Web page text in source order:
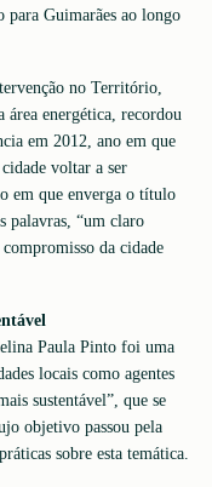
para Guimarães ao longo
no Território,
área energética, recordou
em 2012, ano em que
voltar a ser
em que enverga o título
palavras, “um claro
da cidade
Paula Pinto foi uma
locais como agentes
sustentável”, que se
objetivo passou pela
sobre esta temática.